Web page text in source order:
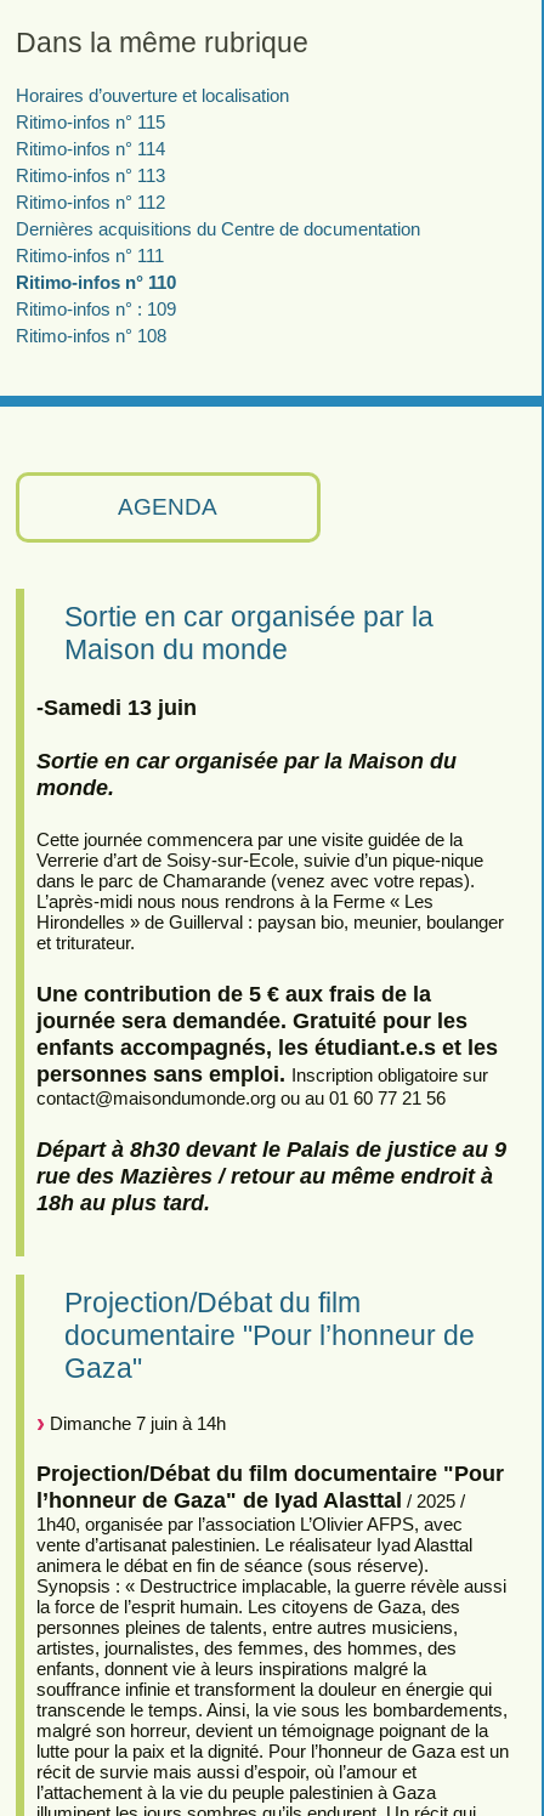
AGENDA
Sortie en car organisée par la
Maison du monde
-Samedi 13 juin
Sortie en car organisée par la Maison du
monde.
Cette journée commencera par une visite guidée de la
Verrerie d’art de Soisy-sur-Ecole, suivie d’un pique-nique
dans le parc de Chamarande (venez avec votre repas).
L’après-midi nous nous rendrons à la Ferme « Les
Hirondelles » de Guillerval : paysan bio, meunier, boulanger
et triturateur.
Une contribution de 5 € aux frais de la
journée sera demandée. Gratuité pour les
enfants accompagnés, les étudiant.e.s et les
personnes sans emploi. Inscription obligatoire sur
contact@maisondumonde.org ou au 01 60 77 21 56
Départ à 8h30 devant le Palais de justice au 9
rue des Mazières / retour au même endroit à
18h au plus tard.
Projection/Débat du film
documentaire "Pour l’honneur de
Gaza"
Dimanche 7 juin à 14h
Projection/Débat du film documentaire "Pour
l’honneur de Gaza" de Iyad Alasttal / 2025 /
1h40, organisée par l’association L’Olivier AFPS, avec
vente d’artisanat palestinien. Le réalisateur Iyad Alasttal
animera le débat en fin de séance (sous réserve).
Synopsis : « Destructrice implacable, la guerre révèle aussi
la force de l’esprit humain. Les citoyens de Gaza, des
personnes pleines de talents, entre autres musiciens,
artistes, journalistes, des femmes, des hommes, des
enfants, donnent vie à leurs inspirations malgré la
souffrance infinie et transforment la douleur en énergie qui
transcende le temps. Ainsi, la vie sous les bombardements,
malgré son horreur, devient un témoignage poignant de la
lutte pour la paix et la dignité. Pour l’honneur de Gaza est un
récit de survie mais aussi d’espoir, où l’amour et
l’attachement à la vie du peuple palestinien à Gaza
Dans la même rubrique
Horaires d’ouverture et localisation
Ritimo-infos n° 115
Ritimo-infos n° 114
Ritimo-infos n° 113
Ritimo-infos n° 112
Dernières acquisitions du Centre de documentation
Ritimo-infos n° 111
Ritimo-infos n° 110
Ritimo-infos n° : 109
Ritimo-infos n° 108